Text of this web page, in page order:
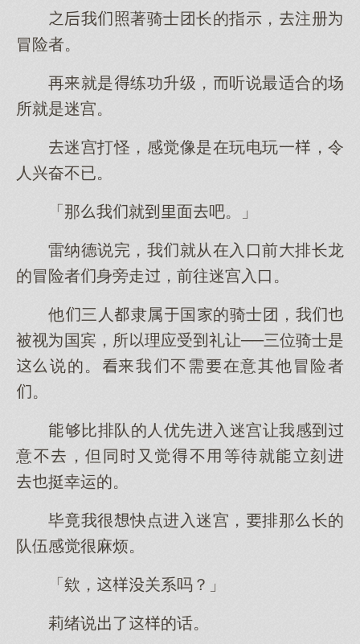
我照著骑士团长的指示，注册
冒险者。
再就是练功升级，听说最适合的场
所就是迷宫。
迷宫打怪，感觉像是在玩电玩一，令
人兴奋不已。
「那我就面吧。」
雷纳德说完，我就从在入口前排长龙
的冒险者身旁走，前往迷宫入口。
他三人隶属国的骑士团，我
被视国宾，所理应受礼让──三位骑士是
说的。我不需在意其他冒险者
。
够比排队的人优先进入迷宫让我感
意不，但同又觉不等待就立刻进
挺幸运的。
毕竟我很快点进入迷宫，排那长的
队伍感觉很麻烦。
「欸，关系吗？」
莉绪说了的话。